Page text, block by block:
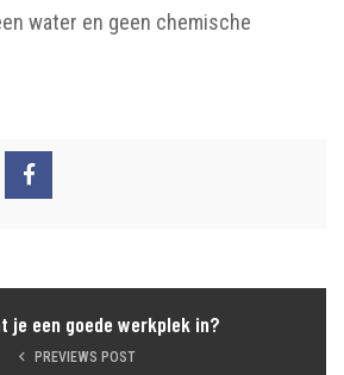
water en geen chemische
je een goede werkplek in?
PREVIEWS POST